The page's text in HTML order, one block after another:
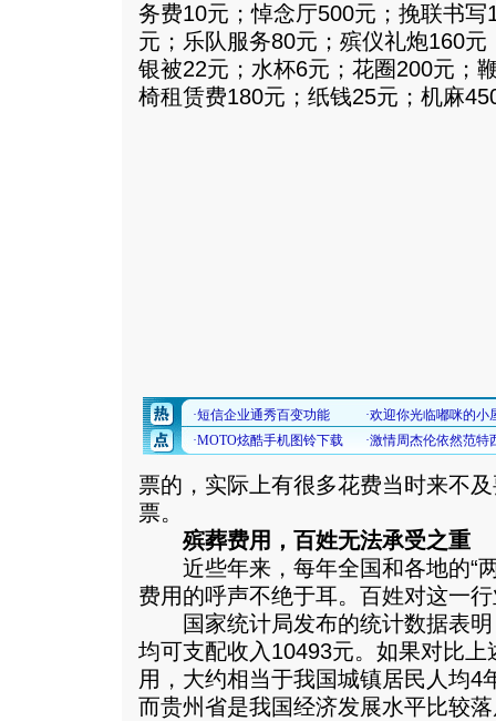
务费10元；悼念厅500元；挽联书
元；乐队服务80元；殡仪礼炮160
银被22元；水杯6元；花圈200元；
椅租赁费180元；纸钱25元；机麻
票的，实际上有很多花费当时来不
票。
殡葬费用，百姓无法承受之重
近些年来，每年全国和各地的“
费用的呼声不绝于耳。百姓对这一
国家统计局发布的统计数据表明
均可支配收入10493元。如果对比
用，大约相当于我国城镇居民人均4
而贵州省是我国经济发展水平比较